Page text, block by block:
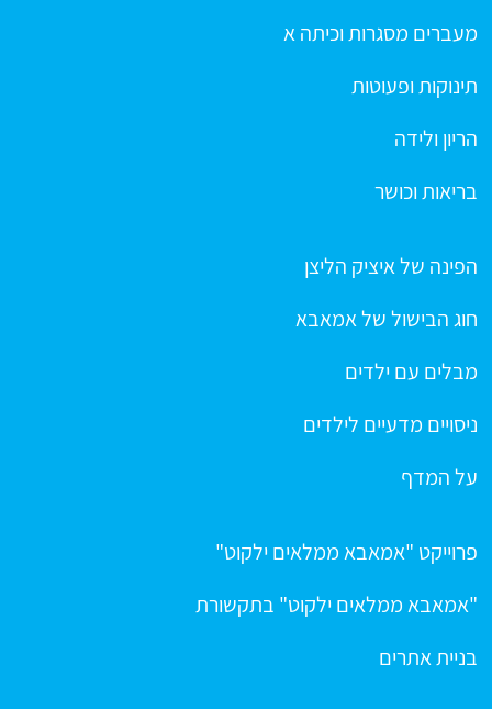
מעברים מסגרות וכיתה א
תינוקות ופעוטות
הריון ולידה
בריאות וכושר
הפינה של איציק הליצן
חוג הבישול של אמאבא
מבלים עם ילדים
ניסויים מדעיים לילדים
על המדף
פרוייקט "אמאבא ממלאים ילקוט"
"אמאבא ממלאים ילקוט" בתקשורת
בניית אתרים